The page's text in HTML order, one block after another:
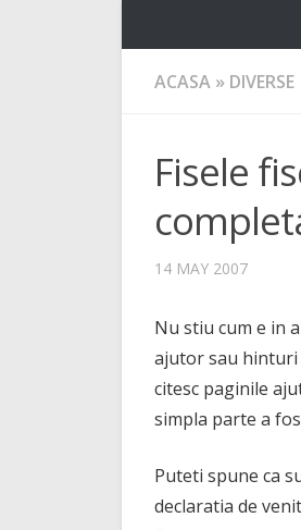
ACASA » DIVERSE
Fisele
14 MAY 2007
Nu stiu cum e in
ajutor sau hinturi
citesc paginile
simpla parte a
Puteti spune ca
declaratia de